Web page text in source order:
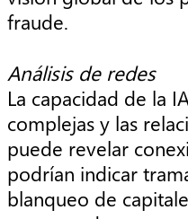
fraude.
Análisis de redes
La capacidad de la
complejas y las
puede revelar
podrían indicar
blanqueo de